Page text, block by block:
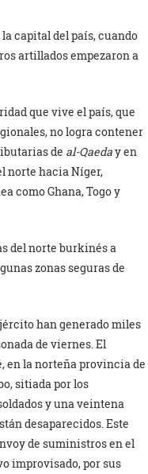
capital del país, cuando
artillados empezaron a
que vive el país, que
no logra contener
de al-Qaeday en
norte hacia Níger,
como Ghana, Togo y
del norte burkinés a
zonas seguras de
han generado miles
de viernes. El
en la norteña provincia de
sitiada por los
y una veintena
desaparecidos. Este
de suministros en el
improvisado, por sus